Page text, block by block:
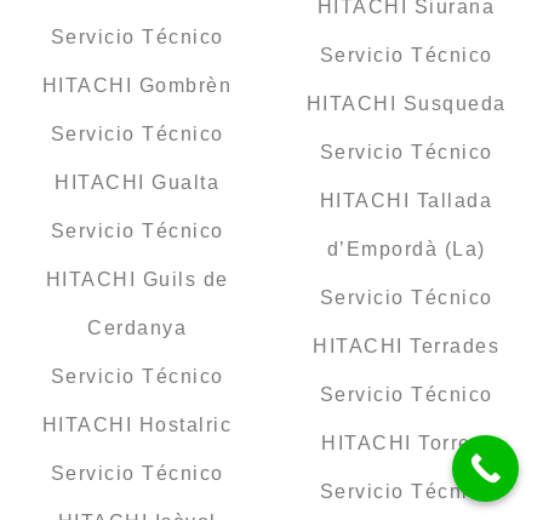
Servicio Técnico
HITACHI Gombrèn
Servicio Técnico
HITACHI Gualta
Servicio Técnico
HITACHI Guils de
Cerdanya
Servicio Técnico
HITACHI Hostalric
Servicio Técnico
HITACHI Siurana
Servicio Técnico
HITACHI Susqueda
Servicio Técnico
HITACHI Tallada
d’Empordà (La)
Servicio Técnico
HITACHI Terrades
Servicio Técnico
HITACHI Torrent
Servicio Técnico